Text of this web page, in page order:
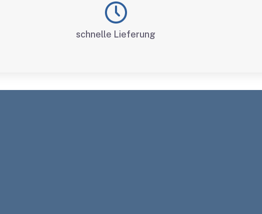
schnelle Lieferung